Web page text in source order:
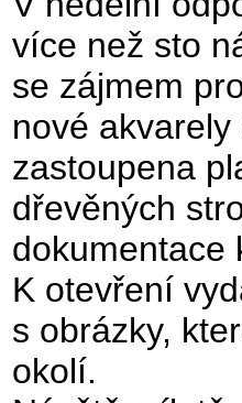
více než sto
se zájmem
nové
zastoupena
dřevěných
dokumentace
K otevření
s obrázky,
okolí.